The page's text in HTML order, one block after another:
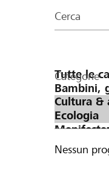
della
Cerca
Categorie
Nessun